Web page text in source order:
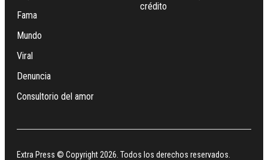
Fama
Mundo
Viral
Denuncia
Consultorio del amor
crédito
Extra Press © Copyright 2026. Todos los derechos reservados.